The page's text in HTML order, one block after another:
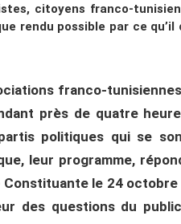
citoyens franco-
rendu possible par ce
franco-
près de quatre
politiques qui se
leur programme,
Constituante le 24
des questions du